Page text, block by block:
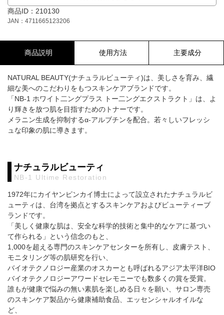
商品ID：210130
JAN：4711665123206
商品説明 使用方法 主要成分
NATURAL BEAUTY(ナチュラルビューティ)は、美しさを育み、繊
細な美へのこだわりをもつスキンケアブランドです。
「NB-1 ホワイト二ングプラス トー二ングエクストラクト」は、よ
り輝きを放つ肌を目指すためのトナーです。
メラニン生成を抑制するα-アルブチンを配合。若々しいフレッシ
ュな印象の肌に導きます。
ナチュラルビューティ
NB-1 Ultime Restoration
1972年にカイヤンピンカイ博士によって設立されたナチュラルビ
ューティは、台湾を拠点とするスキンケアおよびビューティーブ
ランドです。
「美しく健康な肌は、安全な科学的技術と集中的なケアに基づい
て作られる」という信念のもと、
1,000を超える専門のスキンケアセンターを所有し、皮膚テスト、
モニタリング等の肌研究を行い、
バイオテクノロジー産業のオスカーとも呼ばれるアジア太平洋BIO
バイオテクノロジーアワードセレモニーでも数多くの賞を受賞。
誰もが健康で悩みの無い素肌を楽しめる日々を願い、サロン専売
のスキンケア製品から健康補助食品、エッセンシャルオイルな
ど、